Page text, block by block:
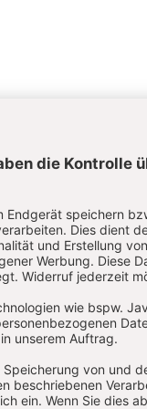
Berater an
Decker
für das Fach